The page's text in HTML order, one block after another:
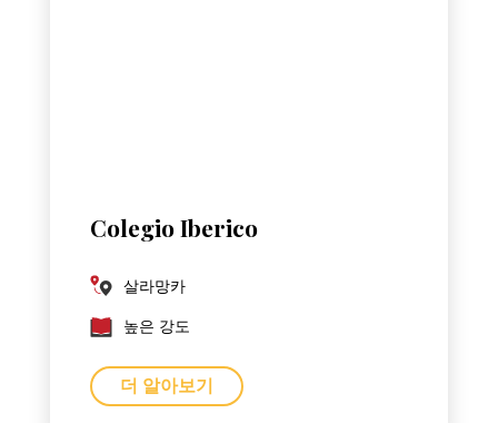
Colegio Iberico
살라망카
높은 강도
더 알아보기